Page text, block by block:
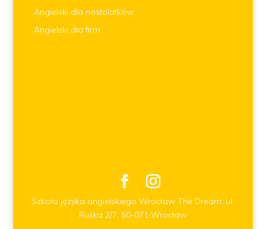
Angielski dla nastolatków
Angielski dla firm
Szkoła języka angielskiego Wrocław The Dream, ul.
Ruska 2/7, 50-071 Wrocław